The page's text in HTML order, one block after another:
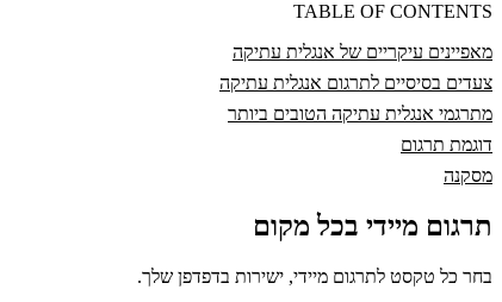
TABLE OF CONTENTS
מאפיינים עיקריים של אנגלית עתיקה
צעדים בסיסיים לתרגום אנגלית עתיקה
מתרגמי אנגלית עתיקה הטובים ביותר
דוגמת תרגום
מסקנה
תרגום מיידי בכל מקום
בחר כל טקסט לתרגום מיידי, ישירות בדפדפן שלך.